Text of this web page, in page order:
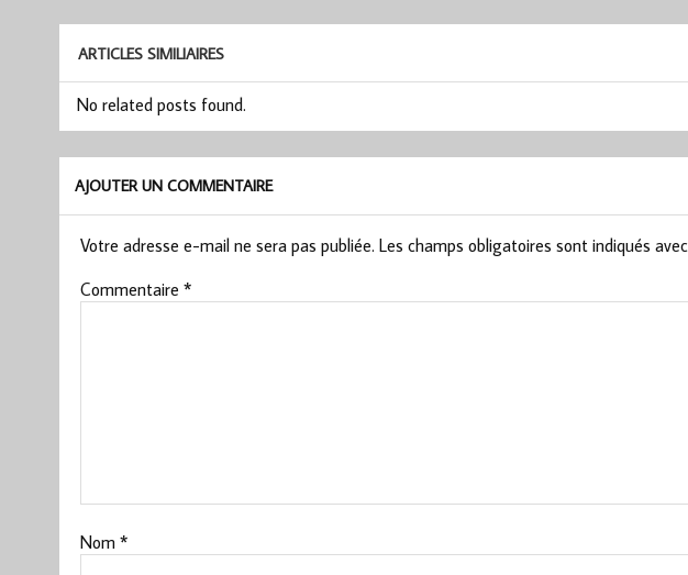
ARTICLES SIMILIAIRES
No related posts found.
AJOUTER UN COMMENTAIRE
Votre adresse e-mail ne sera pas publiée. Les champs obligatoires sont indiqués avec
Commentaire *
Nom *